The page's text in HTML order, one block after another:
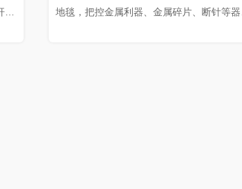
地毯，把控金属利器、金属碎片、断针等器